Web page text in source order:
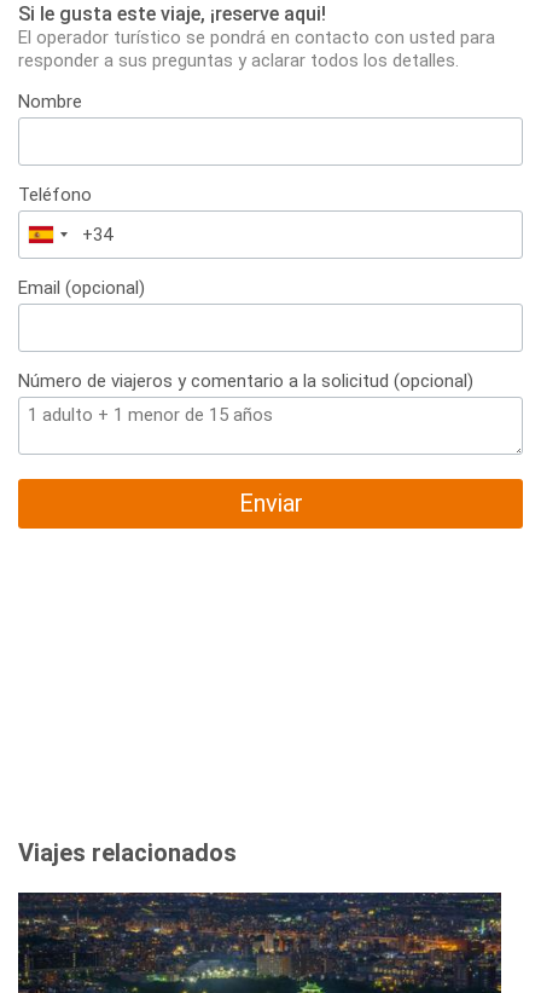
Si le gusta este viaje, ¡reserve aqui!
El operador turístico se pondrá en contacto con usted para
responder a sus preguntas y aclarar todos los detalles.
Nombre
Teléfono
España
+34
Email (opcional)
Número de viajeros y comentario a la solicitud (opcional)
Enviar
Viajes relacionados